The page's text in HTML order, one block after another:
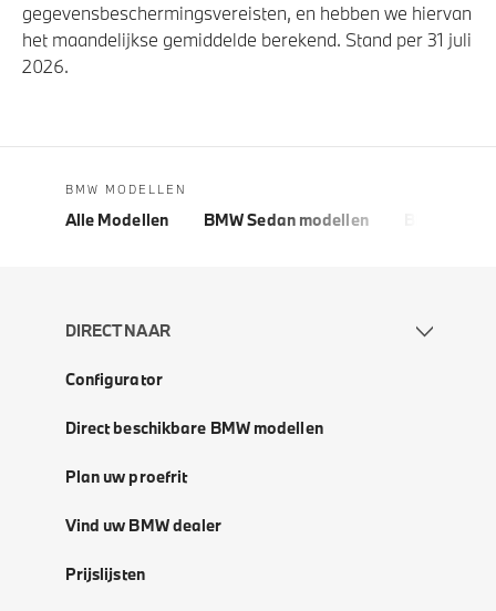
gegevensbeschermingsvereisten, en hebben we hiervan
het maandelijkse gemiddelde berekend. Stand per 31 juli
2026.
BMW MODELLEN
Alle Modellen BMW Sedan modellen
DIRECT NAAR
Configurator
Direct beschikbare BMW modellen
Plan uw proefrit
Vind uw BMW dealer
Prijslijsten